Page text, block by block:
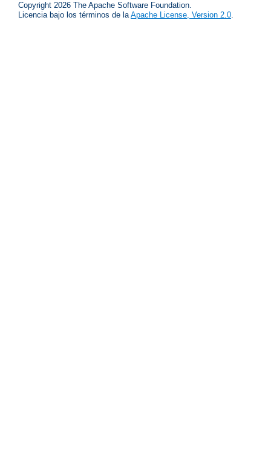
Copyright 2026 The Apache Software Foundation.
Licencia bajo los términos de laApache License, Version 2.0.